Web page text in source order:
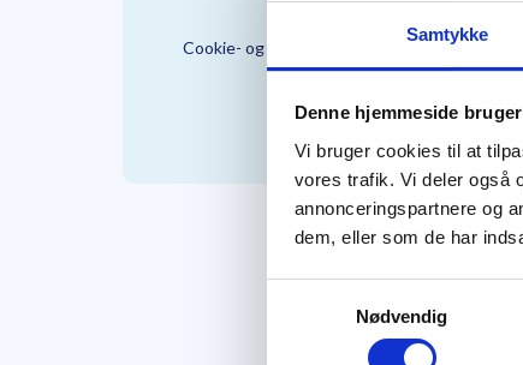
Samtykke
Denne hjemmeside
Vi bruger cookies til at
vores trafik. Vi deler også
annonceringspartnere og
dem, eller som de har
Nødvendig
Cookie- og Persondatapolitik